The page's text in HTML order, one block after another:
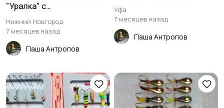
"Уралка" с
многогранником
Нижний Новгород
7 месяцев назад
Паша Антропов
Уфа
7 месяцев назад
Паша Антропов